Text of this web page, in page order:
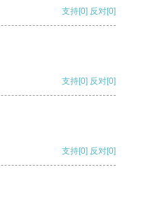
支持[0] 反对[0]
支持[0] 反对[0]
支持[0] 反对[0]